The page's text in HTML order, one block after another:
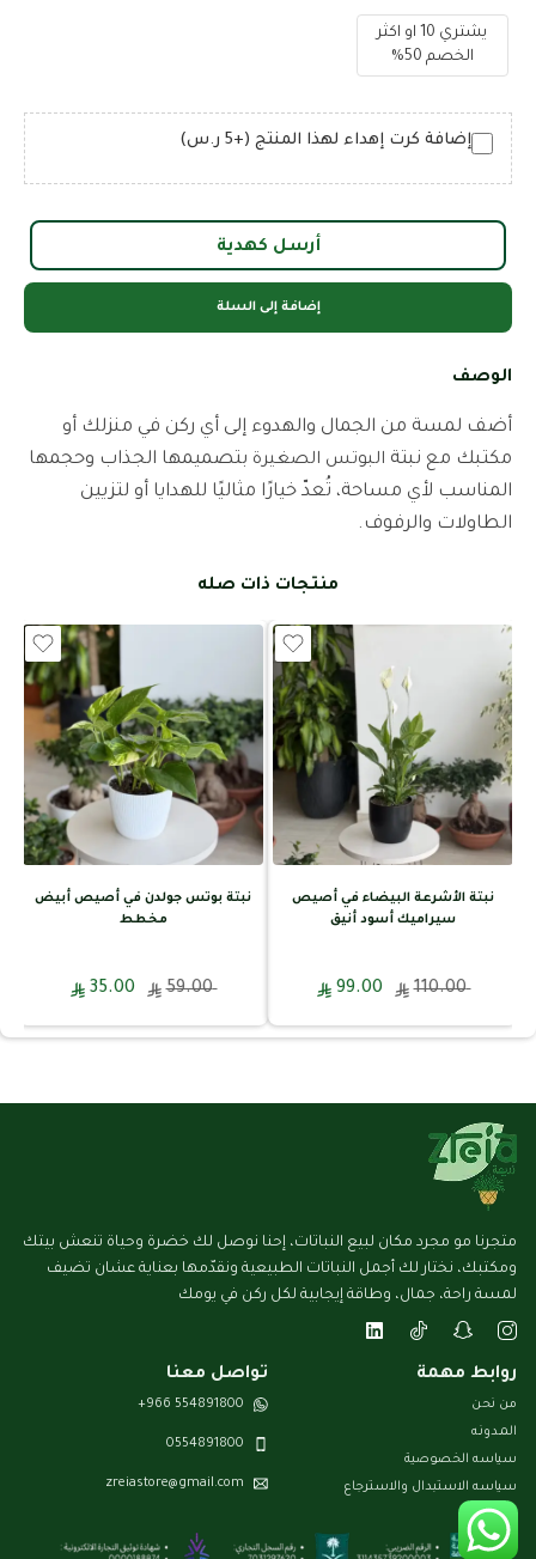
يشتري 10 او اكثر
الخصم 50%
إضافة كرت إهداء لهذا المنتج (+5 ر.س)
إضافة إلى السلة
أرسل كهدية
الوصف
أضف لمسة من الجمال والهدوء إلى أي ركن في منزلك أو
مكتبك مع نبتة البوتس الصغيرة بتصميمها الجذاب وحجمها
المناسب لأي مساحة، تُعدّ خيارًا مثاليًا للهدايا أو لتزيين
الطاولات والرفوف.
منتجات ذات صله
نبتة الأشرعة البيضاء في أصيص
سيراميك أسود أنيق
110.00
99.00
نبتة بوتس جولدن في أصيص أبيض
مخطط
59.00
35.00
متجرنا مو مجرد مكان لبيع النباتات، إحنا نوصل لك خضرة وحياة تنعش بيتك
ومكتبك، نختار لك أجمل النباتات الطبيعية ونقدّمها بعناية عشان تضيف
لمسة راحة، جمال، وطاقة إيجابية لكل ركن في يومك
روابط مهمة
من نحن
المـدونـه
سياسه الخصوصية
سياسه الاستبدال والاسترجاع
تواصل معنا
554891800 966+
0554891800
zreiastore@gmail.com